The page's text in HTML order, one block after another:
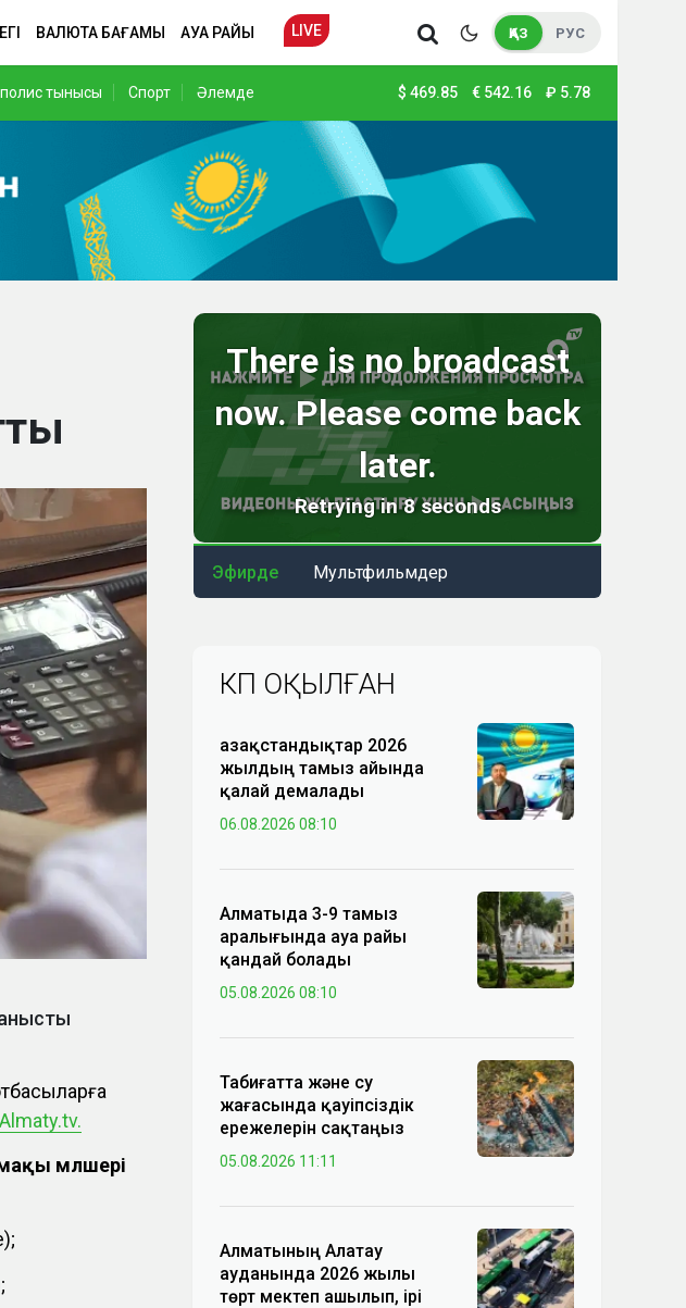
ВАЛЮТА БАҒАМЫ АУА РАЙЫ LIVE ҚАЗ РУС
тынысы Спорт Әлемде $ 469.85 € 542.16 ₽ 5.78
Almaty.tv.
мөлшері
Эфирде Мультфильмдер
КӨП ОҚЫЛҒАН
Қазақстандықтар 2026
жылдың тамыз айында
қалай демалады
06.08.2026 08:10
Алматыда 3-9 тамыз
аралығында ауа райы
қандай болады
05.08.2026 08:10
Табиғатта және су
жағасында қауіпсіздік
ережелерін сақтаңыз
05.08.2026 11:11
Алматының Алатау
ауданында 2026 жылы
төрт мектеп ашылып, ірі